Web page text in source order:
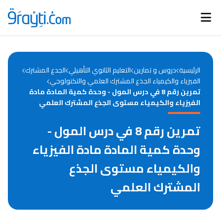
Catégories
d'actualités
Annonces bourses
الرئيسية دروس و تمارين التعليم الثانوي التأهيلي الجدع المشترك
الفيزياء والكيمياء الجذع المشترك العلمي والتكنولوجي
تمرين رقم 8 في درس المول - وحدة كمية المادة مادة
الفيزياء والكيمياء مستوى الجذع المشترك العلمي
تمرين رقم 8 في درس المول -
وحدة كمية المادة مادة الفيزياء
والكيمياء مستوى الجذع
المشترك العلمي